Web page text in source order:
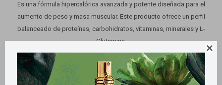

Es una fórmula hipercalórica avanzada y potente diseñada para el
aumento de peso y masa muscular. Este producto ofrece un perfil
balanceado de proteínas, carbohidratos, vitaminas, minerales y L-
Glutamina.
Variantes: